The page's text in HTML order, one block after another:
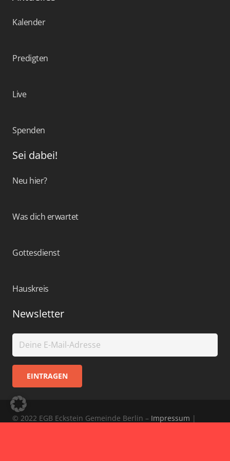
Kalender
Predigten
Live
Spenden
Sei dabei!
Neu hier?
Was dich erwartet
Gottesdienst
Hauskreis
Newsletter
© 2022 EGB Eckstein Gemeinde Berlin – Impressum |